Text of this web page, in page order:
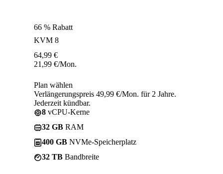
66 % Rabatt
KVM 8
64,99 €
21,99 €/Mon.
Plan wählen
Verlängerungspreis 49,99 €/Mon. für 2 Jahre.
Jederzeit kündbar.
8 vCPU-Kerne
32 GB RAM
400 GB NVMe-Speicherplatz
32 TB Bandbreite